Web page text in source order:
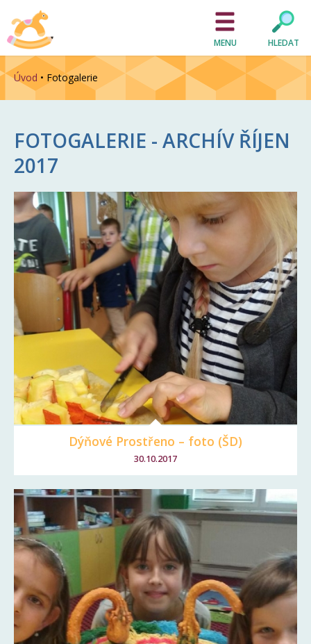
MENU HLEDAT
Úvod • Fotogalerie
FOTOGALERIE - ARCHÍV ŘÍJEN
2017
Dýňové Prostřeno – foto (ŠD)
30.10.2017